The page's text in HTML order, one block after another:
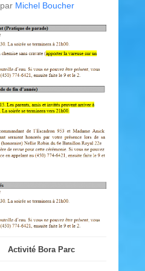
par Michel Boucher
Activité Bora Parc